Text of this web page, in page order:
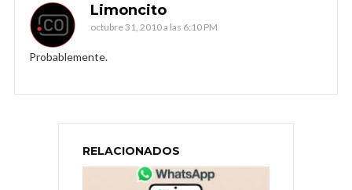
Limoncito
octubre 31, 2010 a las 6:10 PM
Probablemente.
RELACIONADOS